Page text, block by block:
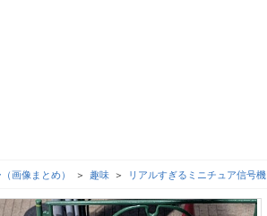
画像まとめ） 趣味 リアルすぎるミニチュア信号